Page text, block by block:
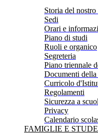
Storia del
Sedi
Orari e
Piano di studi
Ruoli e organico
Segreteria
Piano triennale
Documenti della
Curricolo
Regolamenti
Sicurezza a
Privacy
Calendario
FAMIGLIE E